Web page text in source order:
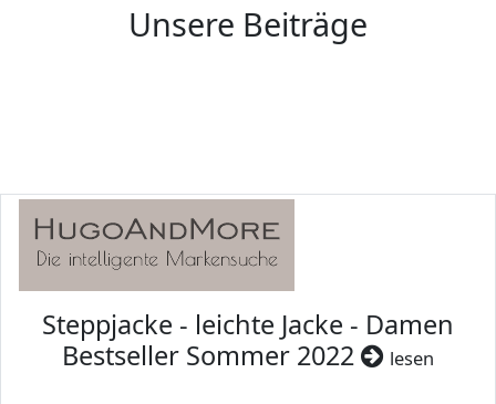
Unsere Beiträge
Steppjacke - leichte Jacke - Damen
Bestseller Sommer 2022
lesen